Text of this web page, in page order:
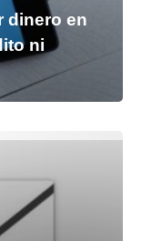
dinero en
ni